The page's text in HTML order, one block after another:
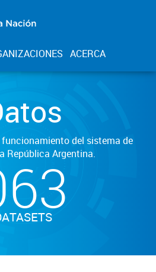
ACERCA
del sistema de
República Argentina.